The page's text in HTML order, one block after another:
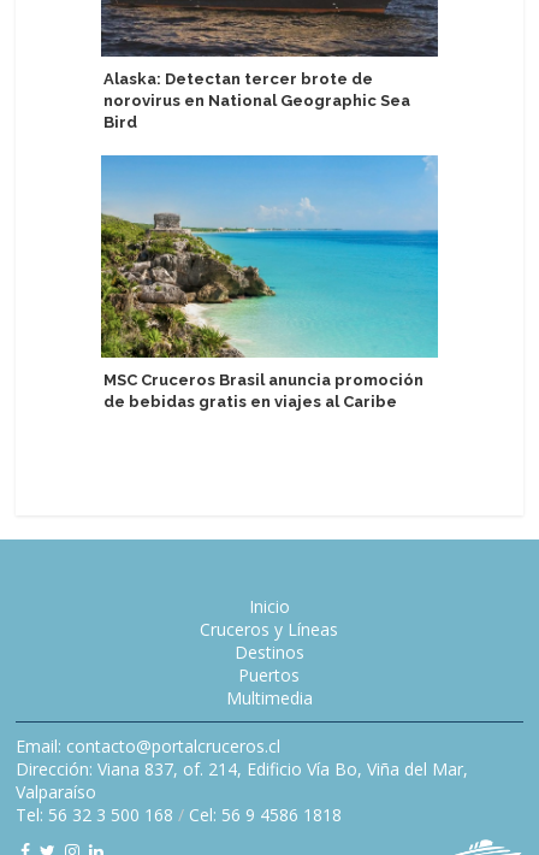
Alaska: Detectan tercer brote de
norovirus en National Geographic Sea
Bird
MSC Cruceros Brasil anuncia promoción
de bebidas gratis en viajes al Caribe
Inicio
Cruceros y Líneas
Destinos
Puertos
Multimedia
Email: contacto@portalcruceros.cl
Dirección: Viana 837, of. 214, Edificio Vía Bo, Viña del Mar,
Valparaíso
Tel: 56 32 3 500 168 / Cel: 56 9 4586 1818